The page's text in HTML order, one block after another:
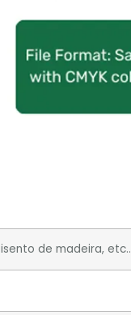
de madeira, etc..